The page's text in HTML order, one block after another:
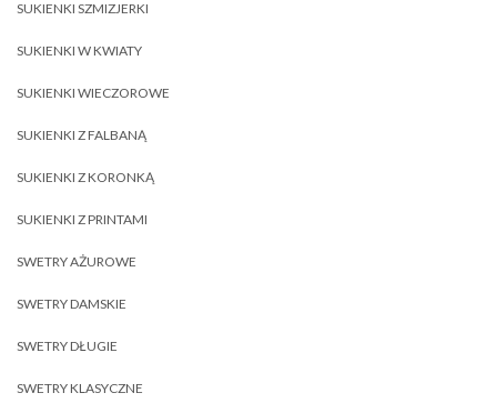
SUKIENKI SZMIZJERKI
SUKIENKI W KWIATY
SUKIENKI WIECZOROWE
SUKIENKI Z FALBANĄ
SUKIENKI Z KORONKĄ
SUKIENKI Z PRINTAMI
SWETRY AŻUROWE
SWETRY DAMSKIE
SWETRY DŁUGIE
SWETRY KLASYCZNE